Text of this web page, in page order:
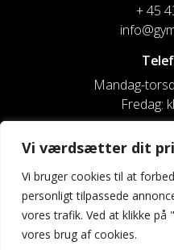
Vi værdsætter dit
Vi bruger cookies til at
personligt tilpassede
vores trafik. Ved at klikke på
vores brug af cookies.
+ 45
Mandag-
Fredag:
CVR
Reg. &